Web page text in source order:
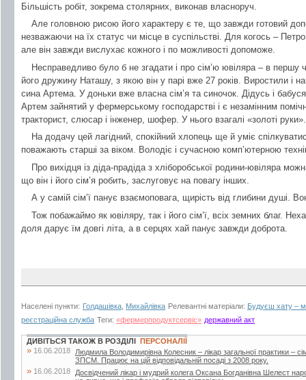
Більшість робіт, зокрема столярних, виконав власноруч.
Але головною рисою його характеру є те, що завжди готовий
незважаючи на їх статус чи місце в суспільстві. Для когось –
але він завжди вислухає кожного і по можливості допоможе.
Несправедливо було б не згадати і про сім’ю ювіляра – в першу
його дружину Наташу, з якою він у парі вже 27 років. Виростили
сина Артема. У доньки вже власна сім’я та синочок. Дідусь і
Артем зайнятий у фермерському господарстві і є незамінним
тракторист, слюсар і інженер, шофер. У нього взагалі «золоті руки».
На додачу цей лагідний, спокійний хлопець ще й уміє
поважають старші за віком. Володіє і сучасною комп’ютерною
Про вихідця із діда-прадіда з хліборобської родини-ювіляра
що він і його сім’я робить, заслуговує на повагу інших.
А у самій сім’ї панує взаємоповага, щирість від глибини душі.
Тож побажаймо як ювіляру, так і його сім’ї, всіх земних благ.
доля дарує їм довгі літа, а в серцях хай панує завжди доброта.
Населені пункти: Голдашівка Михайлівка Релевантні матеріали: Будуєш хату –
реєстраційна служба Теги: «фермерпродуктсервіс» державний акт
ДИВІТЬСЯ ТАКОЖ В РОЗДІЛІ ПЕРСОНАЛІЇ
» 16.06.2018
Людмила Володимирівна Колесник – лікар загальної практики –
ЗПСМ. Працює на цій відповідальній посаді з 2008 року.
» 16.06.2018
Досвідчений лікар і мудрий колега Оксана Богданівна Шелест